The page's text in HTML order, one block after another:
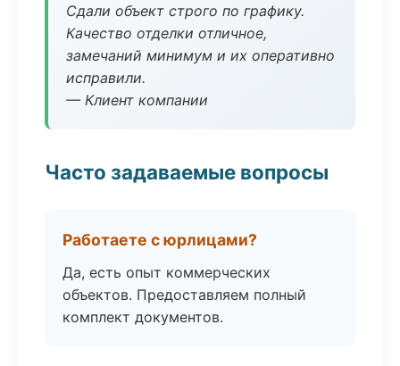
Сдали объект строго по графику.
Качество отделки отличное,
замечаний минимум и их оперативно
исправили.
— Клиент компании
Часто задаваемые вопросы
Работаете с юрлицами?
Да, есть опыт коммерческих
объектов. Предоставляем полный
комплект документов.